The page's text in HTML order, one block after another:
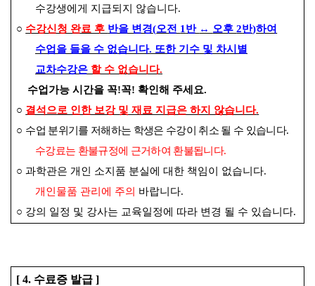
수강생에게 지급되지 않습니다.
○ 수강신청 완료 후 반을 변경(오전 1 반 ↔ 오후2반)하여
수업을 들을 수 없습니다. 또한 기수 및 차시별
교차수강은 할 수 없습니다.
수업가능 시간을 꼭!꼭! 확인해 주세요.
○ 결석으로 인한 보강 및 재료 지급은 하지 않습니다.
○ 수업 분위기를 저해하는 학생은 수강이 취소 될 수 있습니다.
수강료는 환불규정에 근거하여 환불됩니다.
○과학관은 개인 소지품 분실에 대한 책임이 없습니다.
개인물품 관리에 주의 바랍니다.
○ 강의 일정 및 강사는 교육일정에 따라 변경 될 수 있습니다.
[ 4. 수료증 발급]